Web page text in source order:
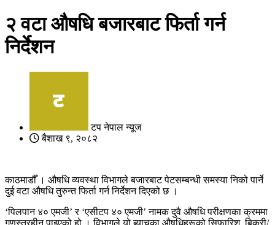
२ वटा औषधि बजारबाट फिर्ता गर्न
निर्देशन
टप नेपाल न्यूज
बैशाख ९, २०८२
काठमाडौँ । औषधि व्यवस्था विभागले बजारबाट पेटसम्बन्धी समस्या निको पार्ने
दुई वटा औषधि तुरुन्त फिर्ता गर्न निर्देशन दिएको छ ।
‘पिलपान ४० एमजी’ र ‘एसीटप ४० एमजी’ नामक दुवै औषधि परीक्षणका क्रममा
गुणस्तरहीन पाइएको हो । विभागले यो ब्याचका औषधिहरूको सिफारिश, बिक्री/